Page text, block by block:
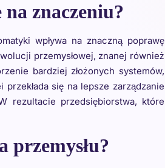
znaczeniu?
wpływa na znaczną poprawę
przemysłowej, znanej również
bardziej złożonych systemów,
się na lepsze zarządzanie
rezultacie przedsiębiorstwa, które
przemysłu?